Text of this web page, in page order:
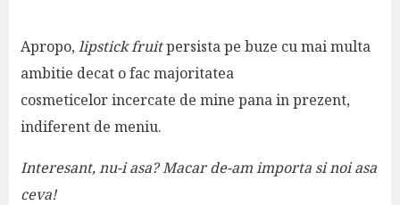
Apropo,lipstick fruitpersista pe buze cu mai multa
ambitie decat o fac majoritatea
cosmeticelor incercate de mine pana in prezent,
indiferent de meniu.
Interesant, nu-i asa? Macar de-am importa si noi asa
ceva!